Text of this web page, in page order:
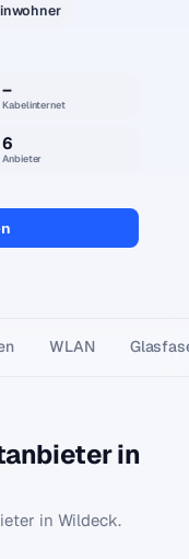
–
Kabelinternet
6
Anbieter
WLAN
in
in Wildeck.